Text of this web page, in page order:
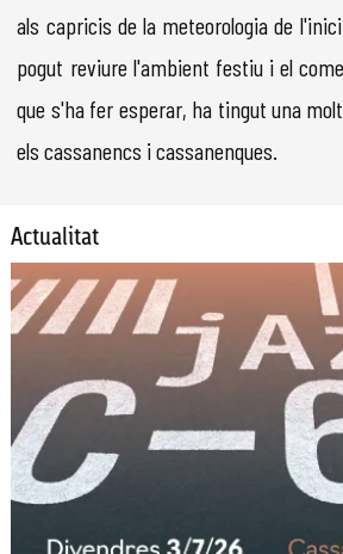
als capricis de la meteorologia de
pogut reviure l'ambient festiu i el
que s'ha fer esperar, ha tingut una
els cassanencs i cassanenques.
Actualitat